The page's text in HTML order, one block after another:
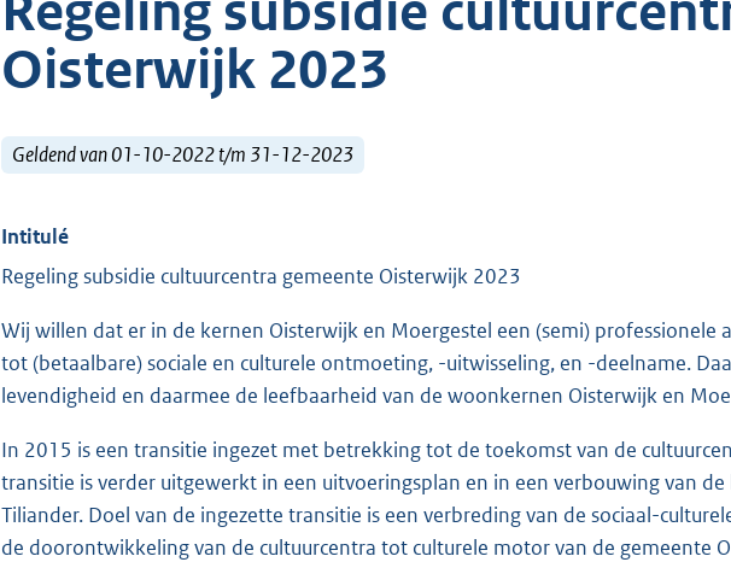
Oisterwijk 2023
Geldend van 01-10-2022 t/m 31-12-2023
Intitulé
Regeling subsidie cultuurcentra gemeente Oisterwijk 2023
Wij willen dat er in de kernen Oisterwijk en Moergestel een (semi)
tot (betaalbare) sociale en culturele ontmoeting, -uitwisseling, en -deelname.
levendigheid en daarmee de leefbaarheid van de woonkernen Oisterwijk en
In 2015 is een transitie ingezet met betrekking tot de toekomst van de
transitie is verder uitgewerkt in een uitvoeringsplan en in een verbouwing van
Tiliander. Doel van de ingezette transitie is een verbreding van de sociaal-
de doorontwikkeling van de cultuurcentra tot culturele motor van de gemeente